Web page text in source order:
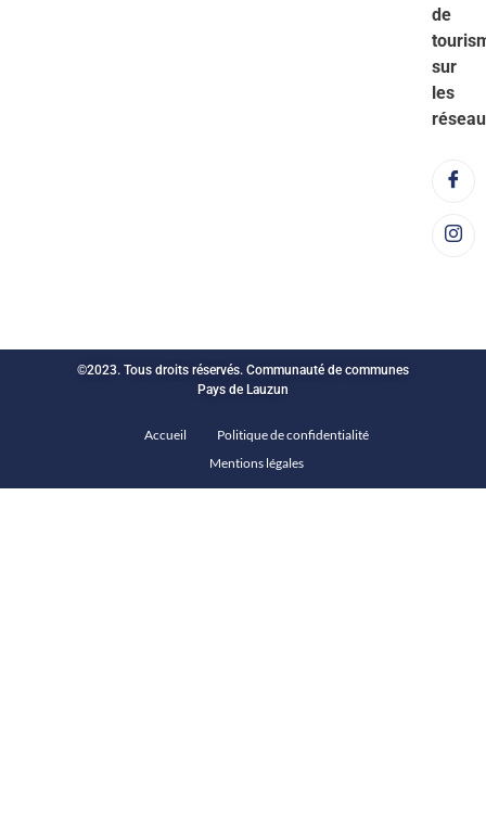
de
sur
les
©2023. Tous droits réservés. Communauté de communes
Pays de Lauzun
Accueil
Politique de confidentialité
Mentions légales